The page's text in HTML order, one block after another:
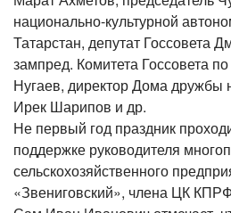
национально-культурной
Татарстан, депутат Госсовета
зампред. Комитета Госсовета
Нугаев, директор Дома дружбы
Ирек Шарипов и др.
Не первый год праздник
поддержке руководителя
сельскохозяйственного
«Звениговский», члена ЦК